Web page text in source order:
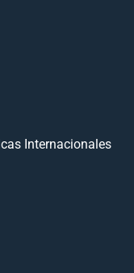
Internacionales